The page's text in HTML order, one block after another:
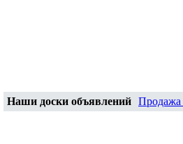
Наши доски объявлений